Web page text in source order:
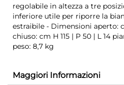
regolabile in altezza a tre
inferiore utile per riporre la
estraibile - Dimensioni aperto:
chiuso: cm H 115 | P 50 | L 14
peso: 8,7 kg
Maggiori Informazioni